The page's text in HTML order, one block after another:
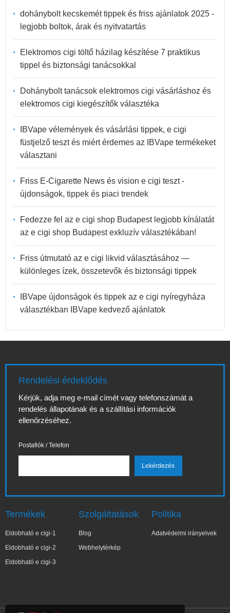
dohánybolt kecskemét tippek és friss ajánlatok 2025 -
legjobb boltok, árak és nyitvatartás
Elektromos cigi töltő házilag készítése 7 praktikus
tippel és biztonsági tanácsokkal
Dohánybolt tanácsok elektromos cigi vásárláshoz és
elektromos cigi kiegészítők választéka
IBVape vélemények és vásárlási tippek, e cigi
füstjelző teszt és miért érdemes az IBVape termékeket
választani
Friss E-Cigarette News és vision e cigi teszt -
újdonságok, tippek és piaci trendek
Fedezze fel az e cigi shop Budapest legjobb kínálatát
az e cigi shop Budapest exkluzív választékában!
Friss útmutató az e cigi likvid választásához —
különleges ízek, összetevők és biztonsági tippek
IBVape újdonságok és tippek az e cigi nyíregyháza
választékban IBVape kedvező ajánlatok
Rendelési érdeklődés
Kérjük, adja meg e-mail címét vagy telefonszámát a
rendelés állapotának és a szállítási információk
ellenőrzéséhez.
Postafiók / Telefon
Termékek
Eldobható e cigi-1
Eldobható e cigi-2
Eldobható e cigi-3
Szolgáltatások
Blog
Webhelytérkép
Politika
Adatvédelmi irányelvek